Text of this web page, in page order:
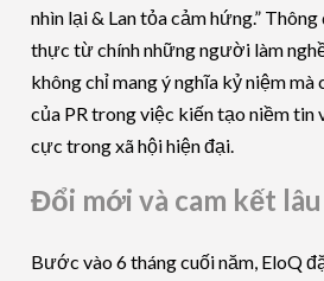
nhìn lại & Lan tỏa cảm hứng.”
thực từ chính những người làm
không chỉ mang ý nghĩa kỷ niệm
của PR trong việc kiến tạo niềm tin
cực trong xã hội hiện đại.
Đổi mới và cam kết
Bước vào 6 tháng cuối năm, EloQ